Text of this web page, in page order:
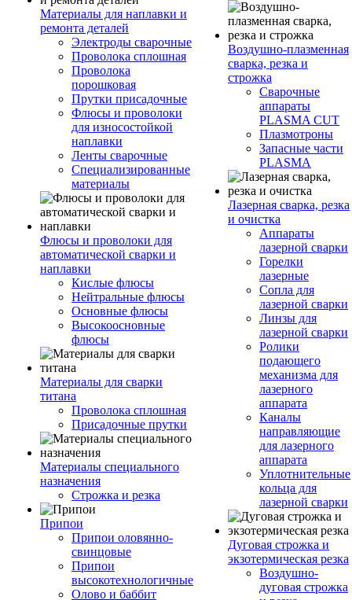
Материалы для наплавки и
ремонта деталей
Электроды сварочные
Проволока сплошная
Проволока
порошковая
Прутки присадочные
Флюсы и проволоки
для износостойкой
наплавки
Ленты сварочные
Специализированные
материалы
Флюсы и проволоки для
автоматической сварки и
наплавки
Кислые флюсы
Нейтральные флюсы
Основные флюсы
Высокоосновные
флюсы
Материалы для сварки
титана
Проволока сплошная
Присадочные прутки
Материалы специального
назначения
Строжка и резка
Припои
Припои оловянно-
свинцовые
Припои
высокотехнологичные
Олово и баббит
Воздушно-плазменная
сварка, резка и
строжка
Сварочные
аппараты
PLASMA CUT
Плазмотроны
Запасные части
PLASMA
Лазерная сварка, резка
и очистка
Аппараты
лазерной сварки
Горелки
лазерные
Сопла для
лазерной сварки
Линзы для
лазерной сварки
Ролики
подающего
механизма для
лазерного
аппарата
Каналы
направляющие
для лазерного
аппарата
Уплотнительные
кольца для
лазерной сварки
Дуговая строжка и
экзотермическая резка
Воздушно-
дуговая строжка